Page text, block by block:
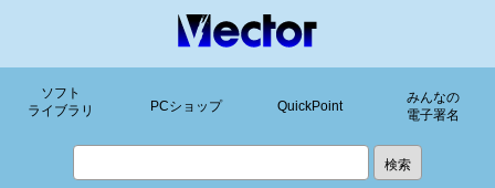
ソフト
ライブラリ
PCショップ QuickPoint
みんなの
電子署名